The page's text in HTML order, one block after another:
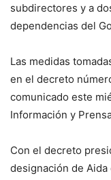
subdirectores y a
dependencias del
Las medidas
en el decreto
comunicado este
Información y
Con el decreto
designación de